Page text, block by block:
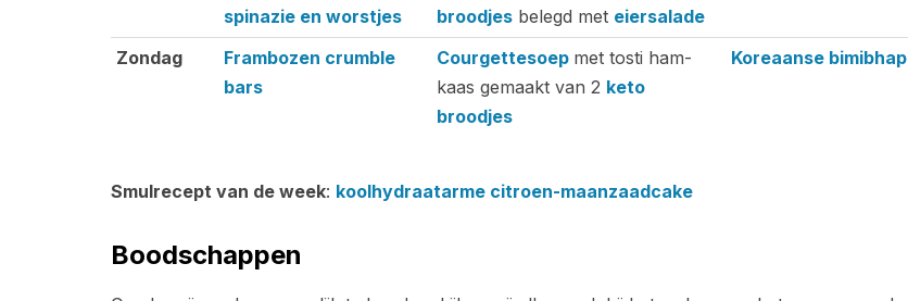
spinazie en worstjes
broodjes belegd met eiersalade
Zondag
Frambozen crumble
bars
Courgettesoep met tosti ham-
kaas gemaakt van 2 keto
broodjes
Koreaanse bimibhap
Smulrecept van de week: koolhydraatarme citroen-maanzaadcake
Boodschappen